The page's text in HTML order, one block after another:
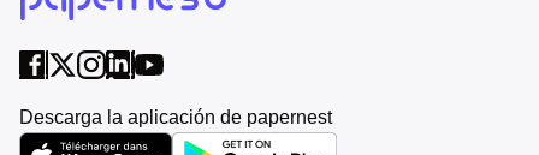
Descarga la aplicación de papernest